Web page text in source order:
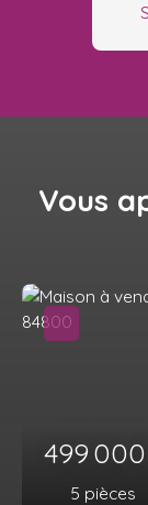
Vous
499 000
5 pièces